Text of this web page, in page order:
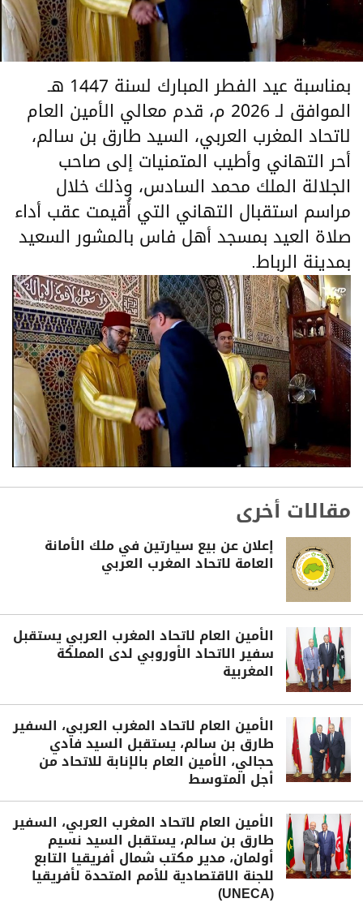
بمناسبة عيد الفطر المبارك لسنة 1447 هـ
الموافق لـ 2026 م، قدم معالي الأمين العام
لاتحاد المغرب العربي، السيد طارق بن سالم،
أحر التهاني وأطيب المتمنيات إلى صاحب
الجلالة الملك محمد السادس، وذلك خلال
مراسم استقبال التهاني التي أُقيمت عقب أداء
صلاة العيد بمسجد أهل فاس بالمشور السعيد
بمدينة الرباط.
مقالات أخرى
إعلان عن بيع سيارتين في ملك الأمانة
العامة لاتحاد المغرب العربي
الأمين العام لاتحاد المغرب العربي يستقبل
سفير الاتحاد الأوروبي لدى المملكة
المغربية
الأمين العام لاتحاد المغرب العربي، السفير
طارق بن سالم، يستقبل السيد فادي
حجالي، الأمين العام بالإنابة للاتحاد من
أجل المتوسط
الأمين العام لاتحاد المغرب العربي، السفير
طارق بن سالم، يستقبل السيد نسيم
أولمان، مدير مكتب شمال أفريقيا التابع
للجنة الاقتصادية للأمم المتحدة لأفريقيا
(UNECA)